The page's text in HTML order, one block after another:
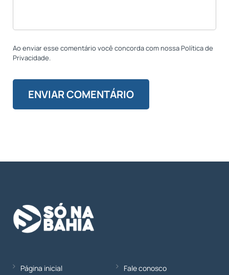
Ao enviar esse comentário você concorda com nossa Política de
Privacidade.
Página inicial Fale conosco